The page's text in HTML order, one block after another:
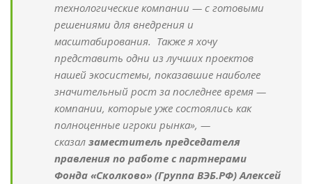
технологические компании — с готовыми
решениями для внедрения и
масштабирования. Также я хочу
представить одни из лучших проектов
нашей экосистемы, показавшие наиболее
значительный рост за последнее время —
компании, которые уже состоялись как
полноценные игроки рынка», —
сказал заместитель председателя
правления по работе с партнерами
Фонда «Сколково» (Группа ВЭБ.РФ) Алексей